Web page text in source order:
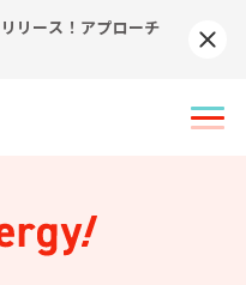
リリース！アプローチ